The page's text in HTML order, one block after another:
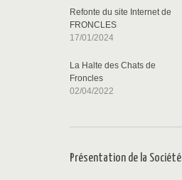
Refonte du site Internet de
FRONCLES
17/01/2024
La Halte des Chats de
Froncles
02/04/2022
Présentation de la Société